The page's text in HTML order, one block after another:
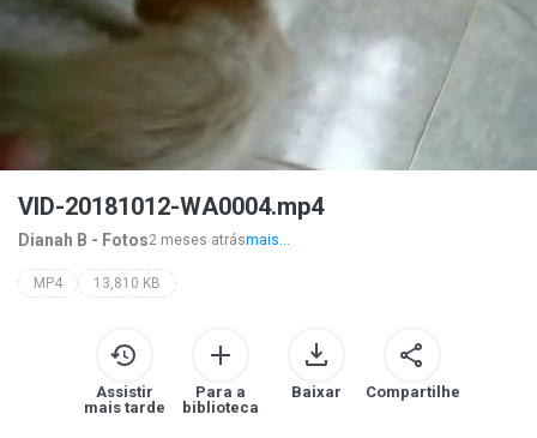
VID-20181012-WA0004.mp4
Dianah B - Fotos2 meses atrásmais...
MP4 13,810 KB
Assistir
mais tarde
Para a
biblioteca
Baixar Compartilhe